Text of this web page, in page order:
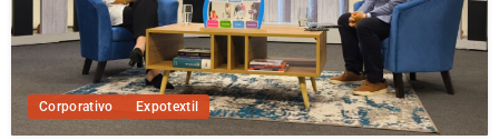
Corporativo Expotextil